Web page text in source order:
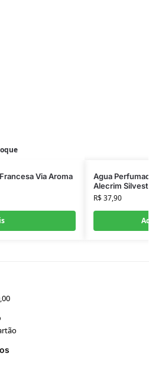
Via Aroma
Agua
Alecrim
R$37,90